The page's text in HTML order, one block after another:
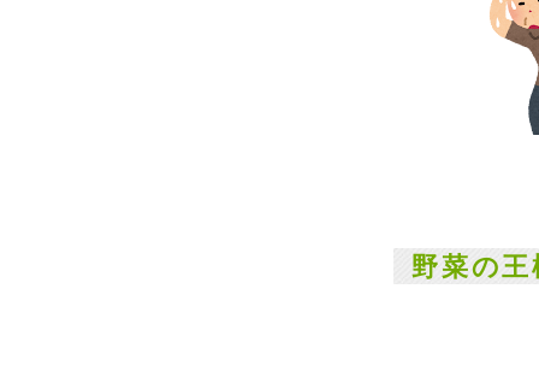
野菜の王